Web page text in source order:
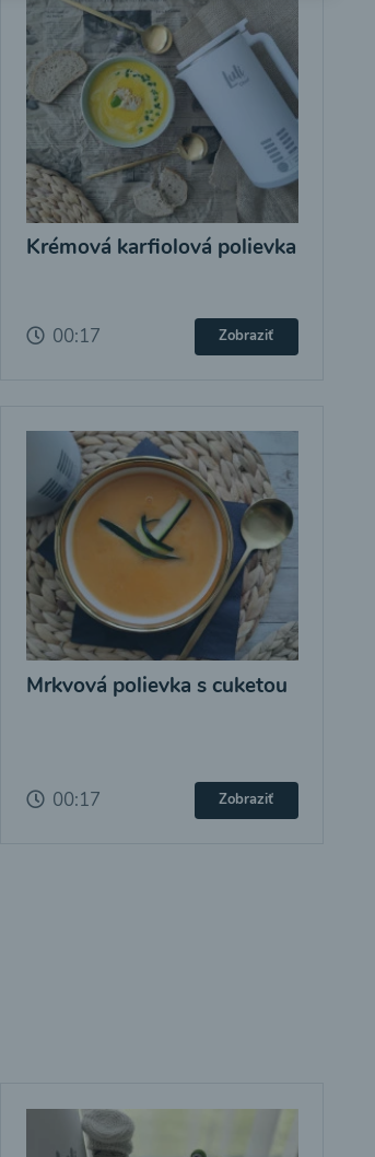
Krémová karfiolová polievka
00:17 Zobraziť
Mrkvová polievka s cuketou
00:17 Zobraziť